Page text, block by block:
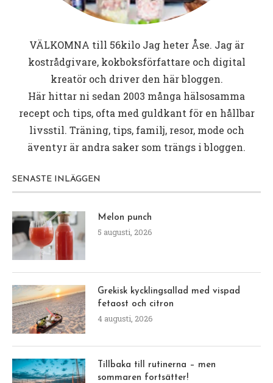
VÄLKOMNA till 56kiloJag heter Åse. Jag är
kostrådgivare, kokboksförfattare och digital
kreatör och driver den här bloggen.
Här hittar ni sedan 2003 många hälsosamma
recept och tips, ofta med guldkant för en hållbar
livsstil. Träning, tips, familj, resor, mode och
äventyr är andra saker som trängs i bloggen.
SENASTE INLÄGGEN
Melon punch
5 augusti, 2026
Grekisk kycklingsallad med vispad
fetaost och citron
4 augusti, 2026
Tillbaka till rutinerna – men
sommaren fortsätter!